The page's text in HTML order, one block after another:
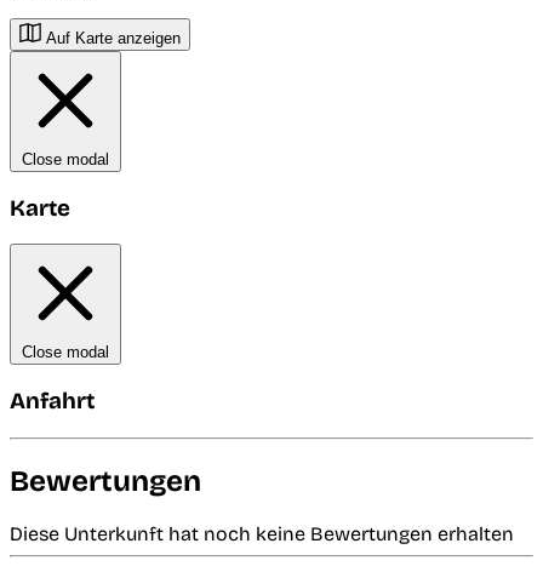
Auf Karte anzeigen
Close modal
Karte
Close modal
Anfahrt
Bewertungen
Diese Unterkunft hat noch keine Bewertungen erhalten